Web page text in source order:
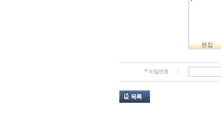
3. 개인정보의
홈페이지 개인
* 비밀번호
목록